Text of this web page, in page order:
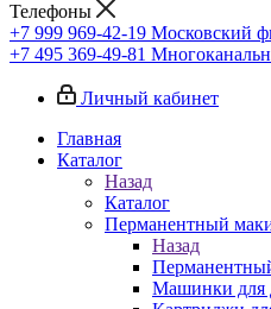
Телефоны
+7 999 969-42-19 Московский
+7 495 369-49-81
Личный кабинет
Главная
Каталог
Назад
Каталог
Перманентный
Назад
Машинки для